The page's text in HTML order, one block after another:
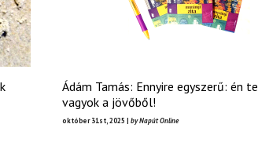
Ádám Tamás: Ennyire egyszerű: én te
vagyok a jövőből!
október 31st, 2025 | by Napút Online